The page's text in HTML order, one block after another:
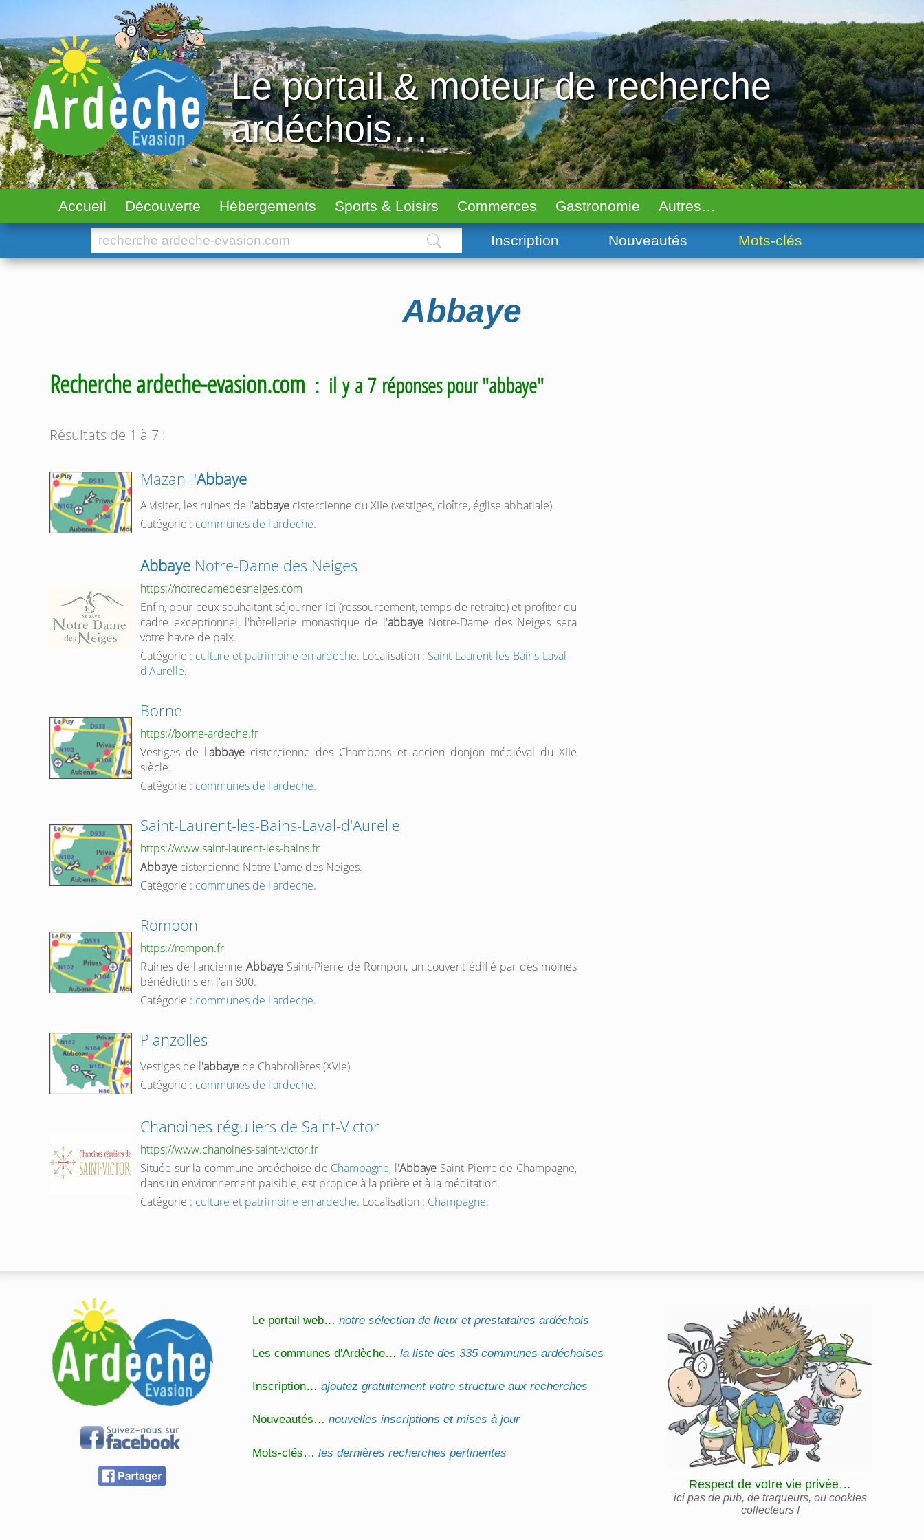
Le portail & moteur de recherche
ardéchois…
Accueil Découverte Hébergements Sports & Loisirs Commerces Gastronomie Autres…
Inscription Nouveautés Mots-clés
Abbaye
Recherche ardeche-evasion.com : il y a 7 réponses pour "abbaye"
Résultats de 1 à 7 :
Mazan-l'Abbaye
A visiter, les ruines de l'abbaye cistercienne du XIIe (vestiges, cloître, église abbatiale).
Catégorie : communes de l'ardeche.
Abbaye Notre-Dame des Neiges
https://notredamedesneiges.com
Enfin, pour ceux souhaitant séjourner ici (ressourcement, temps de retraite) et profiter du
cadre exceptionnel, l'hôtellerie monastique de l'abbayeNotre-Dame des Neiges sera
votre havre de paix.
Catégorie : culture et patrimoine en ardeche. Localisation : Saint-Laurent-les-Bains-Laval-
d'Aurelle.
Borne
https://borne-ardeche.fr
Vestiges de l'abbaye cistercienne des Chambons et ancien donjon médiéval du XIIe
siècle.
Catégorie : communes de l'ardeche.
Saint-Laurent-les-Bains-Laval-d'Aurelle
https://www.saint-laurent-les-bains.fr
Abbaye cistercienne Notre Dame des Neiges.
Catégorie : communes de l'ardeche.
Rompon
https://rompon.fr
Ruines de l'ancienne Abbaye Saint-Pierre de Rompon, un couvent édifié par des moines
bénédictins en l'an 800.
Catégorie : communes de l'ardeche.
Planzolles
Vestiges de l'abbaye de Chabrolières (XVIe).
Catégorie : communes de l'ardeche.
Chanoines réguliers de Saint-Victor
https://www.chanoines-saint-victor.fr
Située sur la commune ardéchoise de Champagne, l'AbbayeSaint-Pierre de Champagne,
dans un environnement paisible, est propice à la prière et à la méditation.
Catégorie : culture et patrimoine en ardeche. Localisation : Champagne.
Le portail web… notre sélection de lieux et prestataires ardéchois
Les communes d'Ardèche… la liste des 335 communes ardéchoises
Inscription… ajoutez gratuitement votre structure aux recherches
Nouveautés… nouvelles inscriptions et mises à jour
Mots-clés… les dernières recherches pertinentes
Respect de votre vie privée…
ici pas de pub, de traqueurs, ou cookies
collecteurs !